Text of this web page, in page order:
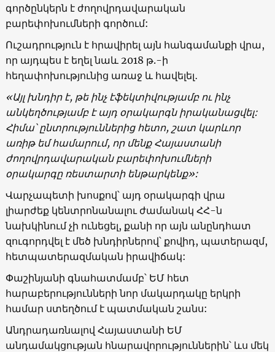
գործընկերն է ժողովրդավարական
բարեփոխումների գործում:
Ուշադրություն է հրավիրել այն հանգամանքի վրա,
որ այդպես է եղել նաև 2018 թ.-ի
հեղափոխությունից առաջ և հավելել․
«Այլ խնդիր է, թե ինչ էֆեկտիվությամբ ու ինչ
անկեղծությամբ է այդ օրակարգն իրականացվել:
Հիմա՝ ընտրություններից հետո, շատ կարևոր
առիթ եմ համարում, որ մենք Հայաստանի
ժողովրդավարական բարեփոխումների
օրակարգը ռեստարտի ենթարկենք»:
Վարչապետի խոսքով՝ այդ օրակարգի վրա
լիարժեք կենտրոնանալու ժամանակ ՀՀ-ն
նախկինում չի ունեցել, քանի որ այն անընդհատ
զուգորդվել է մեծ խնդիրներով՝ քովիդ, պատերազմ,
հետպատերազմական իրավիճակ:
Փաշինյանի գնահատմամբ՝ ԵՄ հետ
հարաբերությունների նոր մակարդակը երկրի
համար ստեղծում է պատմական շանս:
Անդրադառնալով Հայաստանի ԵՄ
անդամակցության հնարավորություններին՝ ևս մեկ